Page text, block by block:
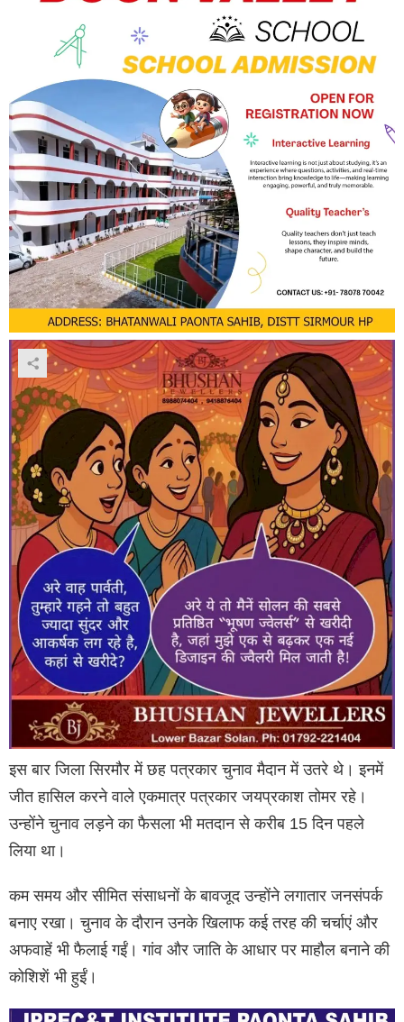
इस बार जिला सिरमौर में छह पत्रकार चुनाव मैदान में उतरे थे। इनमें
जीत हासिल करने वाले एकमात्र पत्रकार जयप्रकाश तोमर रहे।
उन्होंने चुनाव लड़ने का फैसला भी मतदान से करीब 15 दिन पहले
लिया था।
कम समय और सीमित संसाधनों के बावजूद उन्होंने लगातार जनसंपर्क
बनाए रखा। चुनाव के दौरान उनके खिलाफ कई तरह की चर्चाएं और
अफवाहें भी फैलाई गईं। गांव और जाति के आधार पर माहौल बनाने की
कोशिशें भी हुईं।